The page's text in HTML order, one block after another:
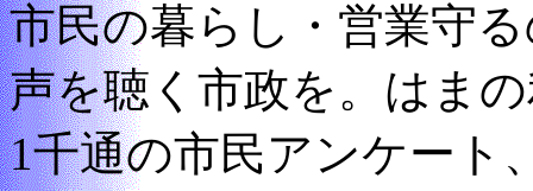
市民の暮らし・営業守
声を聴く市政を。はま
1千通の市民アンケート